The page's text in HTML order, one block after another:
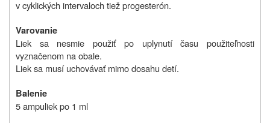
v cyklických intervaloch tiež progesterón.
Varovanie
Liek sa nesmie použiť po uplynutí času použiteľnosti
vyznačenom na obale.
Liek sa musí uchovávať mimo dosahu detí.
Balenie
5 ampuliek po 1 ml